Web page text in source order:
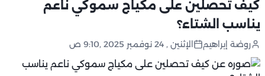
كيف تحصلين على مكياج سموكي ناعم
يناسب الشتاء؟
روضة إبراهيم الإثنين , 24 نوفمبر 2025 ,9:10 ص